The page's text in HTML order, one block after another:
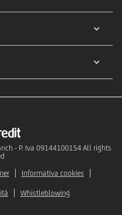
- P. Iva 09144100154 All rights
Informativa cookies
Whistleblowing